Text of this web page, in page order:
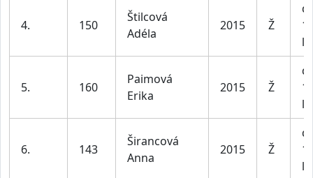
4. 150
Štilcová
Adéla
2015 Ž
5. 160
Paimová
Erika
2015 Ž
6. 143
Širancová
Anna
2015 Ž